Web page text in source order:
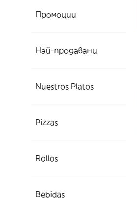
Промоции
Най-продавани
Nuestros Platos
Pizzas
Rollos
Bebidas